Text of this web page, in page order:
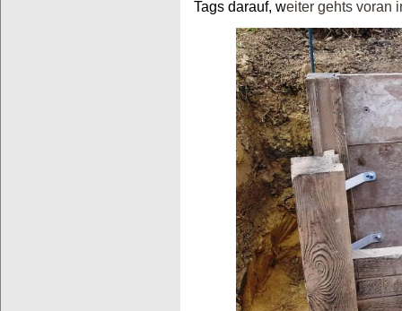
Tags darauf, weiter gehts voran